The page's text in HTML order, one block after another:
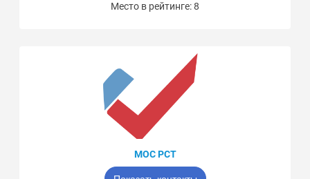
Место в рейтинге: 8
МОС РСТ